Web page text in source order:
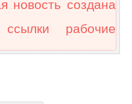
новость создана
рабочие